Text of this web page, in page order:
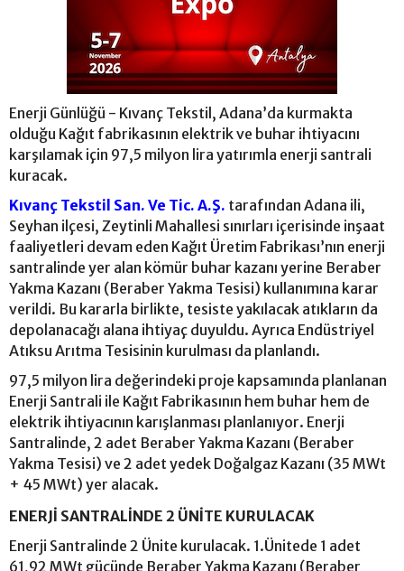
Enerji Günlüğü - Kıvanç Tekstil, Adana’da kurmakta
olduğu Kağıt fabrikasının elektrik ve buhar ihtiyacını
karşılamak için 97,5 milyon lira yatırımla enerji santrali
kuracak.
Kıvanç Tekstil San. Ve Tic. A.Ş. tarafından Adana ili,
Seyhan ilçesi, Zeytinli Mahallesi sınırları içerisinde inşaat
faaliyetleri devam eden Kağıt Üretim Fabrikası’nın enerji
santralinde yer alan kömür buhar kazanı yerine Beraber
Yakma Kazanı (Beraber Yakma Tesisi) kullanımına karar
verildi. Bu kararla birlikte, tesiste yakılacak atıkların da
depolanacağı alana ihtiyaç duyuldu. Ayrıca Endüstriyel
Atıksu Arıtma Tesisinin kurulması da planlandı.
97,5 milyon lira değerindeki proje kapsamında planlanan
Enerji Santrali ile Kağıt Fabrikasının hem buhar hem de
elektrik ihtiyacının karışlanması planlanıyor. Enerji
Santralinde, 2 adet Beraber Yakma Kazanı (Beraber
Yakma Tesisi) ve 2 adet yedek Doğalgaz Kazanı (35 MWt
+ 45 MWt) yer alacak.
ENERJİ SANTRALİNDE 2 ÜNİTE KURULACAK
Enerji Santralinde 2 Ünite kurulacak. 1.Ünitede 1 adet
61,92 MWt gücünde Beraber Yakma Kazanı (Beraber